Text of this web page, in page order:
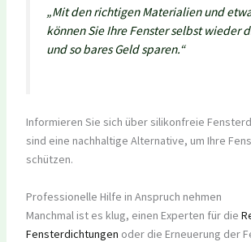
„Mit den richtigen Materialien und
können Sie Ihre Fenster selbst wieder
und so bares Geld sparen.“
Informieren Sie sich über silikonfreie
sind eine nachhaltige Alternative, um Ihre
schützen.
Professionelle Hilfe in Anspruch nehmen
Manchmal ist es klug, einen Experten für die
Fensterdichtungen oder die Erneuerung der